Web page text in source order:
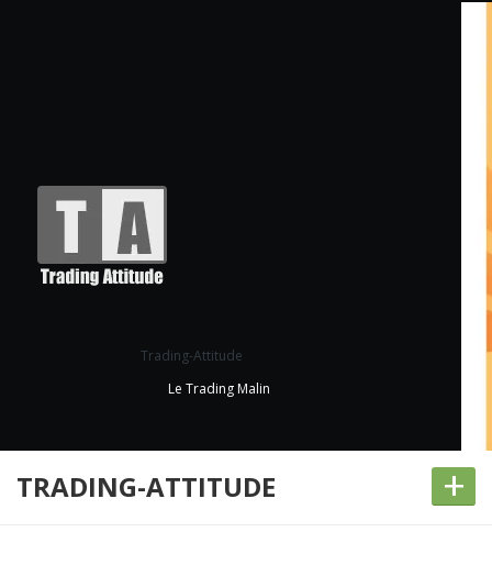
Trading-Attitude
Le Trading Malin
TRADING-ATTITUDE +